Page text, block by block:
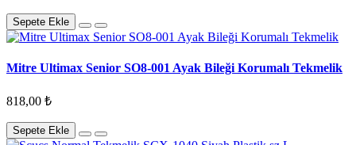
Sepete Ekle
Mitre Ultimax Senior SO8-001 Ayak Bileği Korumalı Tekmelik
818,00 ₺
Sepete Ekle